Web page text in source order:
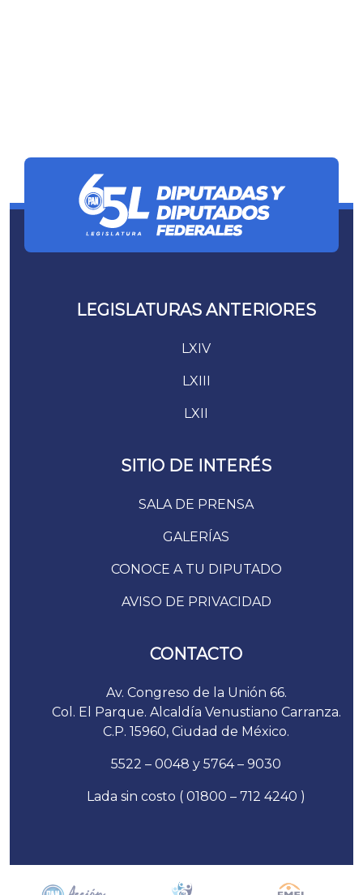
LEGISLATURAS ANTERIORES
LXIV
LXIII
LXII
SITIO DE INTERÉS
SALA DE PRENSA
GALERÍAS
CONOCE A TU DIPUTADO
AVISO DE PRIVACIDAD
CONTACTO
Av. Congreso de la Unión 66.
Col. El Parque. Alcaldía Venustiano Carranza.
C.P. 15960, Ciudad de México.
5522 – 0048 y 5764 – 9030
Lada sin costo ( 01800 – 712 4240 )